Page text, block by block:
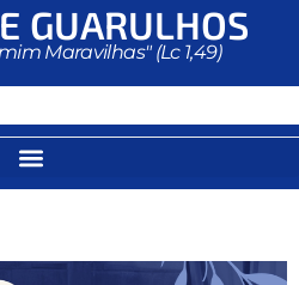
GUARULHOS
Maravilhas" (Lc 1,49)